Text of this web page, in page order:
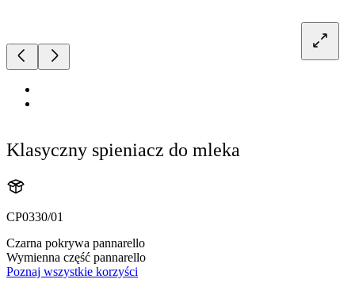
Klasyczny spieniacz do mleka
CP0330/01
Czarna pokrywa pannarello
Wymienna część pannarello
Poznaj wszystkie korzyści